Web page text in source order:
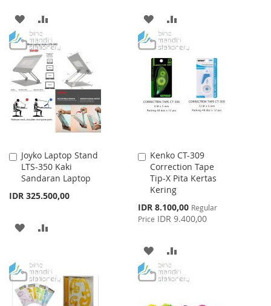
ADD
TO
WISH
LIST
TO
COMPARE
ADD
TO
WISH
LIST
TO
COMPARE
Joyko Laptop Stand
LTS-350 Kaki
Sandaran Laptop
IDR 325.500,00
Add
to
Cart
ADD
WISH
LIST
COMPARE
Kenko CT-309
Correction Tape
Tip-X Pita Kertas
Kering
Special
Price
IDR 8.100,00 Regular
Price IDR 9.400,00
Add
to
Cart
ADD
TO
TO